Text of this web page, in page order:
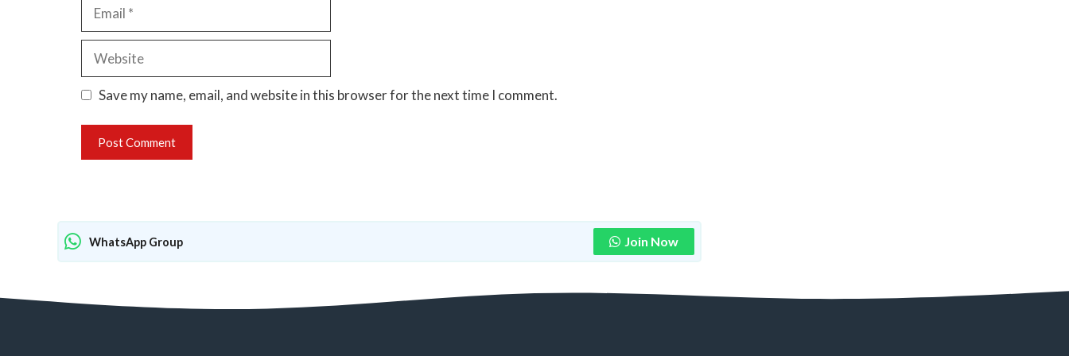
Save my name, email, and website in this browser for the next time I comment.
WhatsApp Group Join Now